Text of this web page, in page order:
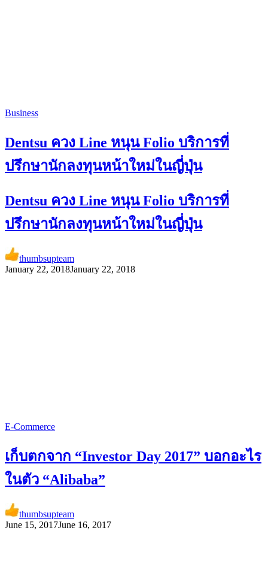
Business
Dentsu ควง Line หนุน Folio บริการที่
ปรึกษานักลงทุนหน้าใหม่ในญี่ปุ่น
Dentsu ควง Line หนุน Folio บริการที่
ปรึกษานักลงทุนหน้าใหม่ในญี่ปุ่น
thumbsupteam
January 22, 2018January 22, 2018
E-Commerce
เก็บตกจาก “Investor Day 2017” บอกอะไร
ในตัว “Alibaba”
thumbsupteam
June 15, 2017June 16, 2017